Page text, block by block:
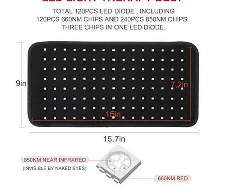
le deuxième modèle est
les lumières rouges
séparées de 660 nm
charge du mode
traitement plus
efficace. Le bandage de
thérapie à lumière
rouge Lovtravel est
utilisé pour soulager les
douleurs articulaires et
musculaires et est
adapté pour le dos, le
cou, les épaules, les
bras, le poignet, la
main, la jambe, le
genou, le pied. En